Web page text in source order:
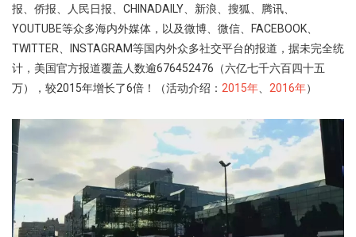
报、侨报、人民日报、CHINADAILY、新浪、搜狐、腾讯、
YOUTUBE等众多海内外媒体，以及微博、微信、FACEBOOK、
TWITTER、INSTAGRAM等国内外众多社交平台的报道，据未完全统
计，美国官方报道覆盖人数逾676452476（六亿七千六百四十五
万），较2015年增长了6倍！（活动介绍： 2015年、 2016年）